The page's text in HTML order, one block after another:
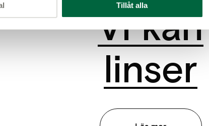
Tillåt alla
Vi kan
linser